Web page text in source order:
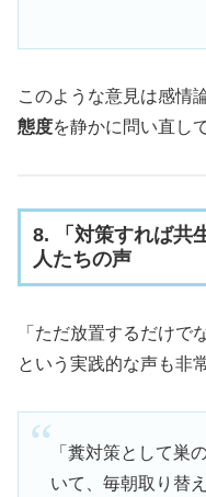
このような意見は感情
態度を静かに問い直し
8. 「対策すれば共
人たちの声
「ただ放置するだけで
という実践的な声も非
「糞対策として巣
いて、毎朝取り替